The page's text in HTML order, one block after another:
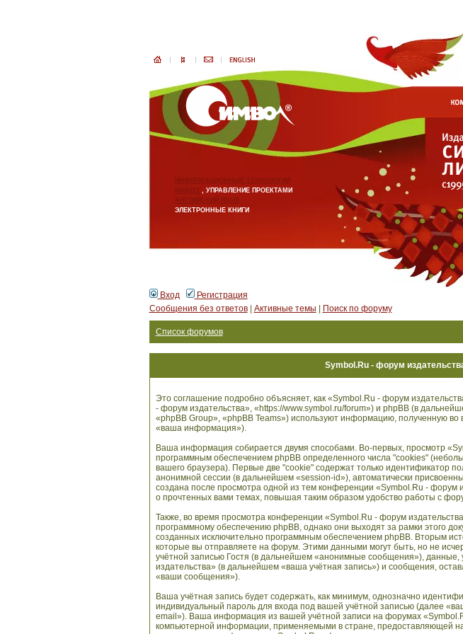
ИНФОРМАЦИОННЫЕ ТЕХНОЛОГИИ
БИЗНЕС, УПРАВЛЕНИЕ ПРОЕКТАМИ
АНГЛИЙСКИЙ ЯЗЫК
ЭЛЕКТРОННЫЕ КНИГИ
Вход
Регистрация
Сообщения без ответов| Активные темы Поиск по форуму
Список форумов
Symbol.Ru - форум
Это соглашение подробно объясняет, как «Symbol.Ru - форум
- форум издательства», «https://www.symbol.ru/forum») и phpBB (в
«phpBB Group», «phpBB Teams») используют информацию, полученную
«ваша информация»).
Ваша информация собирается двумя способами. Во-первых, просмотр
программным обеспечением phpBB определенного числа "cookies"
вашего браузера). Первые две "cookie" содержат только идентификатор
анонимной сессии (в дальнейшем «session-id»), автоматически
создана после просмотра одной из тем конференции «Symbol.Ru - форум
о прочтенных вами темах, повышая таким образом удобство работы с
Также, во время просмотра конференции «Symbol.Ru - форум
программному обеспечению phpBB, однако они выходят за рамки этого
созданных исключительно программным обеспечением phpBB. Вторым
которые вы отправляете на форум. Этими данными могут быть, но не
учётной записью Гостя (в дальнейшем «анонимные сообщения»),
издательства» (в дальнейшем «ваша учётная запись») и сообщения,
«ваши сообщения»).
Ваша учётная запись будет содержать, как минимум, однозначно
индивидуальный пароль для входа под вашей учётной записью (далее
email»). Ваша информация из вашей учётной записи на форумах
компьютерной информации, применяемыми в стране, предоставляющей